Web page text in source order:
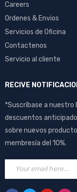
Careers
Ordenes & Envios
Servicios de Oficina
Contactenos
Servicio al cliente
RECIVE
*Suscríbase a
descuentos
sobre nuevos
membresía del 10%.